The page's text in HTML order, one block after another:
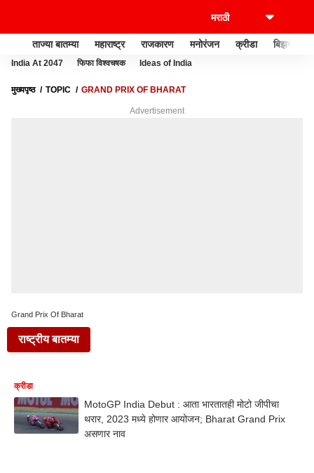
ताज्या बातम्या महाराष्ट्र राजकारण मनोरंजन क्रीडा बिझनेस
India At 2047 फिफा विश्वचषक Ideas of India
मुख्यपृष्ठ TOPIC GRAND PRIX OF BHARAT
Advertisement
Grand Prix Of Bharat
राष्ट्रीय बातम्या
क्रीडा
MotoGP India Debut : आता भारतातही मोटो जीपीचा
थरार, 2023 मध्ये होणार आयोजन; Bharat Grand Prix
असणार नाव